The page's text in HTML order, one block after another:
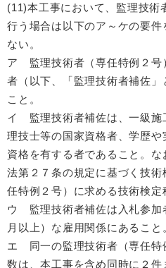
(11)本工事において、監理技術
行う場合は以下のア～ケの要
ない。
ア 監理技術者（専任特例２号
者（以下、「監理技術者補佐
こと。
イ 監理技術者補佐は、一級施
理技士等の国家資格者、学歴
資格を有する者であること。
法第２７条の規定に基づく技
任特例２号）に求める技術検定
ウ 監理技術者補佐は入札参加
月以上）な雇用関係にあること
エ 同一の監理技術者（専任特
数は、本工事を含め同時に２